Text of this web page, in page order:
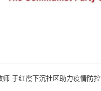
于红霞下沉社区助力疫情防控